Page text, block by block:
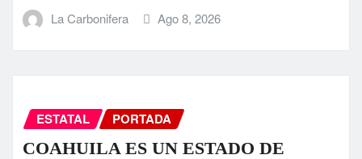
La Carbonifera Ago 8, 2026
ESTATAL PORTADA
COAHUILA ES UN ESTADO DE